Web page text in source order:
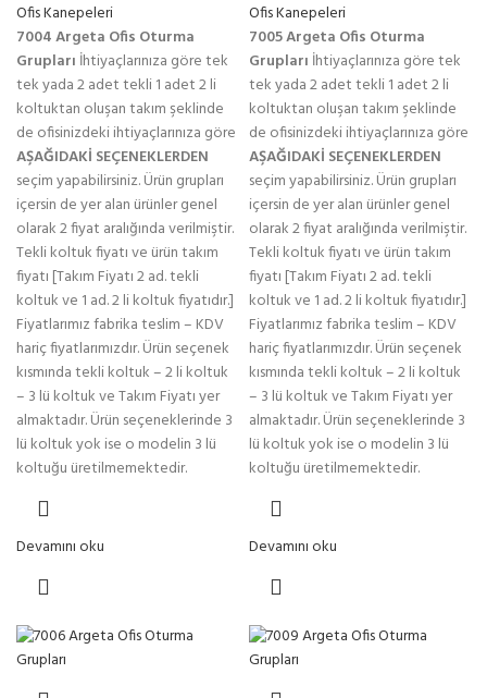
Ofis Kanepeleri
7004 Argeta Ofis Oturma
Grupları İhtiyaçlarınıza göre tek
tek yada 2 adet tekli 1 adet 2 li
koltuktan oluşan takım şeklinde
de ofisinizdeki ihtiyaçlarınıza göre
AŞAĞIDAKİ SEÇENEKLERDEN
seçim yapabilirsiniz. Ürün grupları
içersin de yer alan ürünler genel
olarak 2 fiyat aralığında verilmiştir.
Tekli koltuk fiyatı ve ürün takım
fiyatı [Takım Fiyatı 2 ad. tekli
koltuk ve 1 ad. 2 li koltuk fiyatıdır.]
Fiyatlarımız fabrika teslim – KDV
hariç fiyatlarımızdır. Ürün seçenek
kısmında tekli koltuk – 2 li koltuk
– 3 lü koltuk ve Takım Fiyatı yer
almaktadır. Ürün seçeneklerinde 3
lü koltuk yok ise o modelin 3 lü
koltuğu üretilmemektedir.
Devamını oku
Ofis Kanepeleri
7005 Argeta Ofis Oturma
Grupları İhtiyaçlarınıza göre tek
tek yada 2 adet tekli 1 adet 2 li
koltuktan oluşan takım şeklinde
de ofisinizdeki ihtiyaçlarınıza göre
AŞAĞIDAKİ SEÇENEKLERDEN
seçim yapabilirsiniz. Ürün grupları
içersin de yer alan ürünler genel
olarak 2 fiyat aralığında verilmiştir.
Tekli koltuk fiyatı ve ürün takım
fiyatı [Takım Fiyatı 2 ad. tekli
koltuk ve 1 ad. 2 li koltuk fiyatıdır.]
Fiyatlarımız fabrika teslim – KDV
hariç fiyatlarımızdır. Ürün seçenek
kısmında tekli koltuk – 2 li koltuk
– 3 lü koltuk ve Takım Fiyatı yer
almaktadır. Ürün seçeneklerinde 3
lü koltuk yok ise o modelin 3 lü
koltuğu üretilmemektedir.
Devamını oku